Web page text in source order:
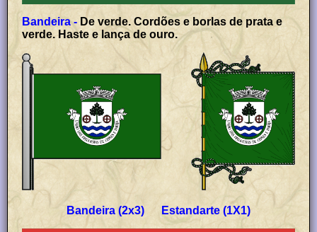
Bandeira - De verde. Cordões e borlas de prata e
verde. Haste e lança de ouro.
Bandeira (2x3) Estandarte (1X1)